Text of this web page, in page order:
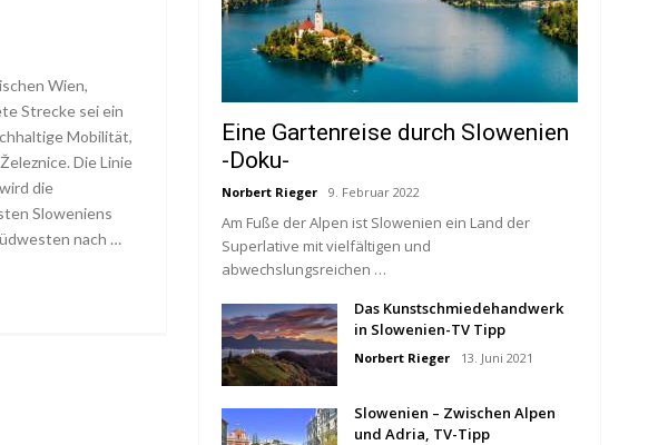
Wien,
Strecke sei ein
Mobilität,
Die Linie
die
Sloweniens
nach …
Eine Gartenreise durch Slowenien
-Doku-
Norbert Rieger 9. Februar 2022
Am Fuße der Alpen ist Slowenien ein Land der
Superlative mit vielfältigen und
abwechslungsreichen …
Das Kunstschmiedehandwerk
in Slowenien-TV Tipp
Norbert Rieger 13. Juni 2021
Slowenien – Zwischen Alpen
und Adria, TV-Tipp